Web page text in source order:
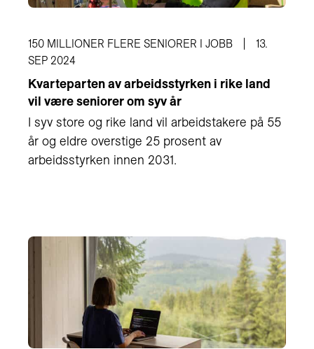
150 MILLIONER FLERE SENIORER I JOBB
13.
SEP 2024
Kvarteparten av arbeidsstyrken i rike land
vil være seniorer om syv år
I syv store og rike land vil arbeidstakere på 55
år og eldre overstige 25 prosent av
arbeidsstyrken innen 2031.